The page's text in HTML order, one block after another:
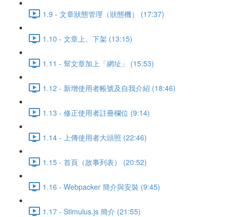
1.9 - 文章狀態管理（狀態機） (17:37)
1.10 - 文章上、下架 (13:15)
1.11 - 幫文章加上「網址」 (15:53)
1.12 - 新增使用者帳號及自我介紹 (18:46)
1.13 - 修正使用者註冊欄位 (9:14)
1.14 - 上傳使用者大頭照 (22:46)
1.15 - 首頁（故事列表） (20:52)
1.16 - Webpacker 簡介與安裝 (9:45)
1.17 - Stimulus.js 簡介 (21:55)